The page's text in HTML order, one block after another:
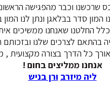
המון סדר בבלאגן ונתן לנו המון
החלטנו שאנחנו ממשיכים
בהתאם לצרכים שלנו ובזכותם
כל הדרך בצורה מקצועית ,
אנחנו ממליצים בחום !
ליה מיזרב ורן בניש